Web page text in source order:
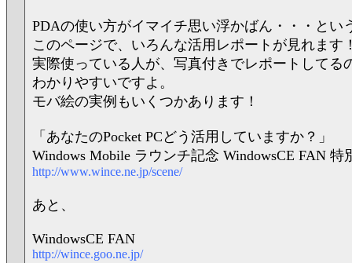
PDAの使い方がイマイチ思い浮かばん・・・とい
このページで、いろんな活用レポートが見れます
実際使っている人が、写真付きでレポートしてる
わかりやすいですよ。
モバ絵の実例もいくつかあります！
「あなたのPocket PCどう活用していますか？」
Windows Mobile ラウンチ記念 WindowsCE FAN 特
http://www.wince.ne.jp/scene/
あと、
WindowsCE FAN
http://wince.goo.ne.jp/